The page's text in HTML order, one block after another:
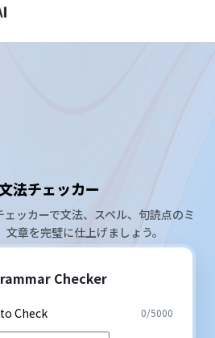
法チェッカー
ッカーで文法、スペル、句読点のミ
章を完璧に仕上げましょう。
Checker
Check 0/5000